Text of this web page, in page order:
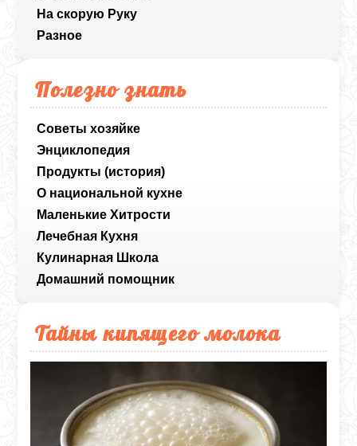
На скорую Руку
Разное
Полезно знать
Советы хозяйке
Энциклопедия
Продукты (история)
О национальной кухне
Маленькие Хитрости
Лечебная Кухня
Кулинарная Школа
Домашний помощник
Тайны кипящего молока